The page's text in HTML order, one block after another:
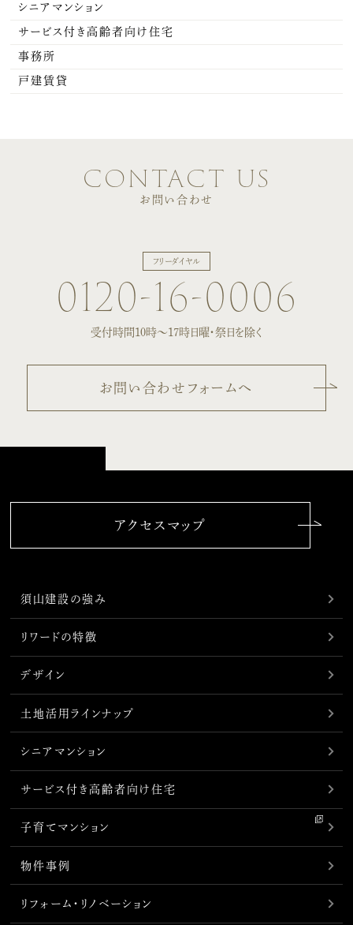
シニアマンション
サービス付き高齢者向け住宅
事務所
戸建賃貸
contact us
お問い合わせ
フリーダイヤル
0120-16-0006
受付時間10時〜17時 日曜・祭日を除く
お問い合わせフォームへ
アクセスマップ
須山建設の強み
リワードの特徴
デザイン
土地活用ラインナップ
シニアマンション
サービス付き高齢者向け住宅
子育てマンション
物件事例
リフォーム・リノベーション